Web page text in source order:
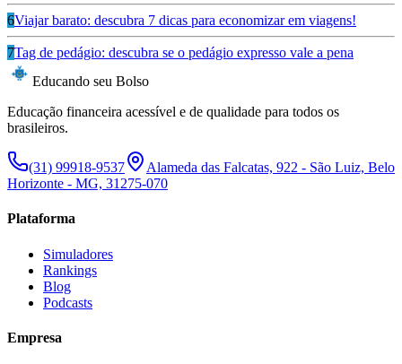
6Viajar barato: descubra 7 dicas para economizar em viagens!
7Tag de pedágio: descubra se o pedágio expresso vale a pena
Educando seu Bolso
Educação financeira acessível e de qualidade para todos os
brasileiros.
(31) 99918-9537
Alameda das Falcatas, 922 - São Luiz, Belo
Horizonte - MG, 31275-070
Plataforma
Simuladores
Rankings
Blog
Podcasts
Empresa